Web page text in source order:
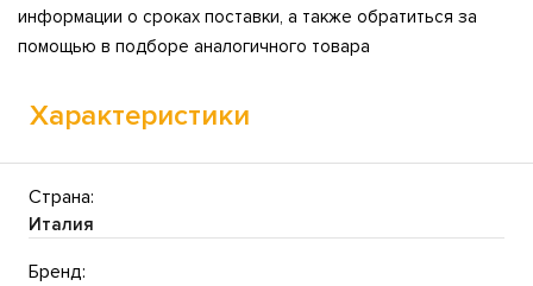
информации о сроках поставки, а также обратиться за
помощью в подборе аналогичного товара
Характеристики
Страна:
Италия
Бренд: